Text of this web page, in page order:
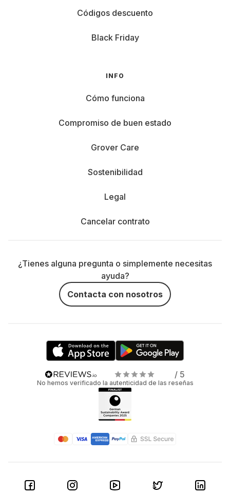
Códigos descuento
Black Friday
INFO
Cómo funciona
Compromiso de buen estado
Grover Care
Sostenibilidad
Legal
Cancelar contrato
¿Tienes alguna pregunta o simplemente necesitas
ayuda?
Contacta con nosotros
/ 5
No hemos verificado la autenticidad de las reseñas